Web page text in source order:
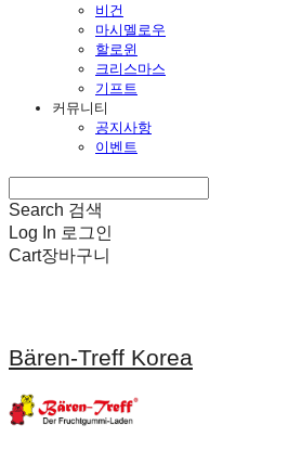
비건
마시멜로우
할로윈
크리스마스
기프트
커뮤니티
공지사항
이벤트
Search 검색
Log In 로그인
Cart장바구니
Bären-Treff Korea